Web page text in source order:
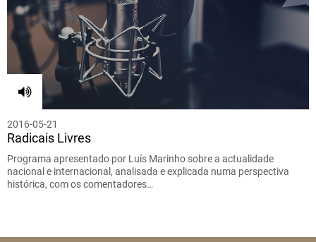
2016-05-21
Radicais Livres
Programa apresentado por Luís Marinho sobre a actualidade
nacional e internacional, analisada e explicada numa perspectiva
histórica, com os comentadores…